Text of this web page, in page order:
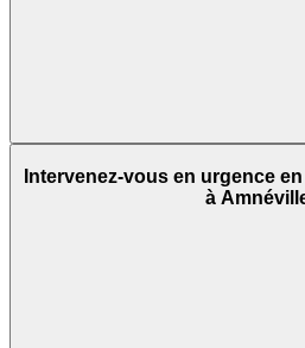
Intervenez-vous en urgence
à